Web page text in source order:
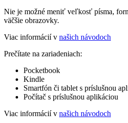
Nie je možné meniť veľkosť písma,
väčšie obrazovky.
Viac informácií v našich návodoch
Prečítate na zariadeniach:
Pocketbook
Kindle
Smartfón či tablet s príslušnou
Počítač s príslušnou aplikáciou
Viac informácií v našich návodoch